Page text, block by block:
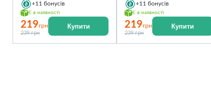
+11 бонусів
Є в наявності
219грн
239 грн
Купити
+11 бонусів
Є в наявності
219грн
239 грн
Купити